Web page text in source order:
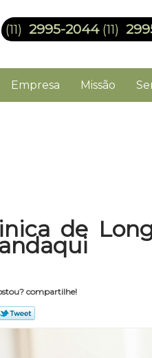
Empresa Missão
(11) 2995-2044 (11)
de
compartilhe!